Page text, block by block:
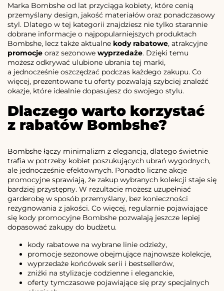
Marka Bombshe od lat przyciąga kobiety, które cenią
przemyślany design, jakość materiałów oraz ponadczasowy
styl. Dlatego w tej kategorii znajdziesz nie tylko starannie
dobrane informacje o najpopularniejszych produktach
Bombshe, lecz także aktualne kody rabatowe, atrakcyjne
promocje oraz sezonowe wyprzedaże. Dzięki temu
możesz odkrywać ulubione ubrania tej marki,
a jednocześnie oszczędzać podczas każdego zakupu. Co
więcej, prezentowane tu oferty pozwalają szybciej znaleźć
okazje, które idealnie dopasujesz do swojego stylu.
Dlaczego warto korzystać
z rabatów Bombshe?
Bombshe łączy minimalizm z elegancją, dlatego świetnie
trafia w potrzeby kobiet poszukujących ubrań wygodnych,
ale jednocześnie efektownych. Ponadto liczne akcje
promocyjne sprawiają, że zakup wybranych kolekcji staje się
bardziej przystępny. W rezultacie możesz uzupełniać
garderobę w sposób przemyślany, bez konieczności
rezygnowania z jakości. Co więcej, regularnie pojawiające
się kody promocyjne Bombshe pozwalają jeszcze lepiej
dopasować zakupy do budżetu.
kody rabatowe na wybrane linie odzieży,
promocje sezonowe obejmujące najnowsze kolekcje,
wyprzedaże końcówek serii i bestsellerów,
zniżki na stylizacje codzienne i eleganckie,
oferty tymczasowe pojawiające się przy specjalnych